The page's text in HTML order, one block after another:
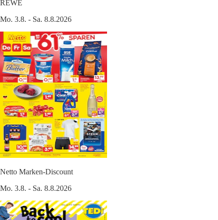
REWE
Mo. 3.8. - Sa. 8.8.2026
Netto Marken-Discount
Mo. 3.8. - Sa. 8.8.2026